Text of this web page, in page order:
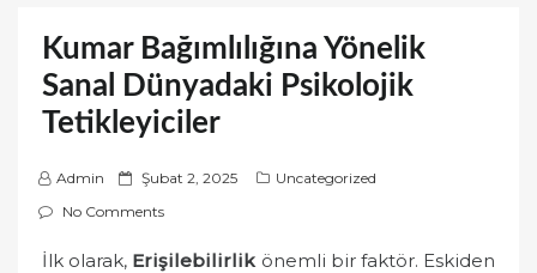
Kumar Bağımlılığına Yönelik
Sanal Dünyadaki Psikolojik
Tetikleyiciler
Admin
P
o
t
Şubat 2, 2025
Uncategorized
No Comments
İlk olarak, Erişilebilirlikönemli bir faktör. Eskiden